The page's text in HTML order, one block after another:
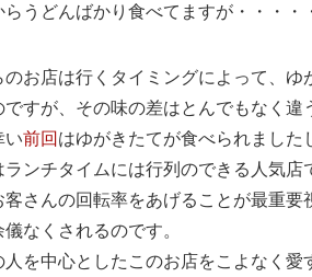
らうどんばかり食べてますが・・・・
のお店は行くタイミングによって、
ですが、その味の差はとんでもなく違
い前回 はゆがきたてが食べられました
ランチタイムには行列のできる人気
客さんの回転率をあげることが最重
儀なくされるのです。
人を中心としたこのお店をこよなく